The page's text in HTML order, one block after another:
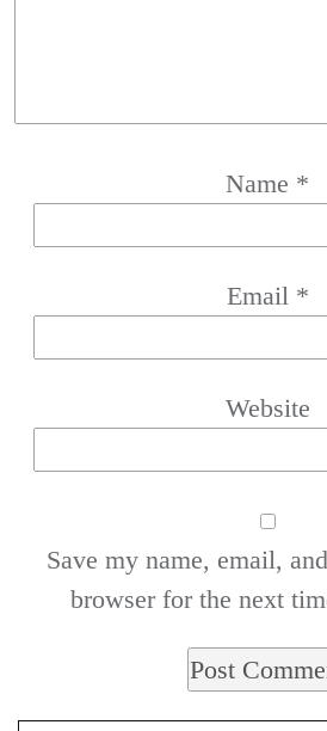
Name *
Email *
Website
Save my name, email,
browser for the next